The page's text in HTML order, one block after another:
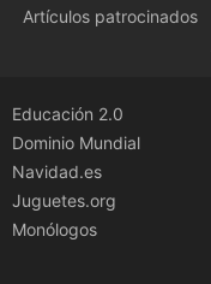
Artículos patrocinados
Educación 2.0
Dominio Mundial
Navidad.es
Juguetes.org
Monólogos